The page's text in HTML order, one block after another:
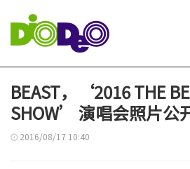
BEAST，‘2016 THE
SHOW’ 演唱会照片公
2016/08/17 10:40